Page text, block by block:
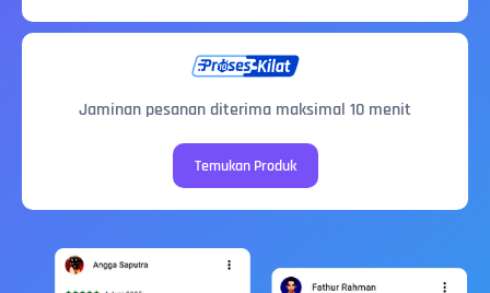
Jaminan pesanan diterima maksimal 10 menit
Temukan Produk